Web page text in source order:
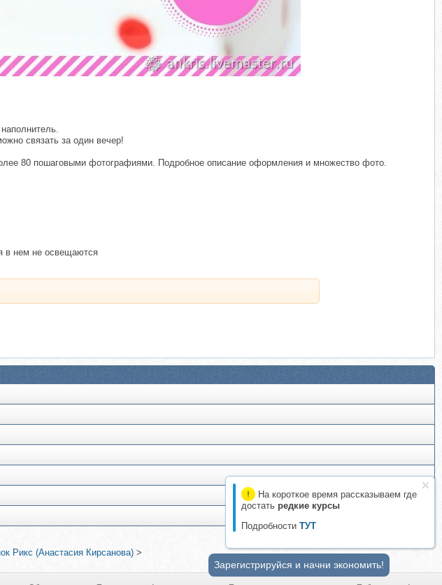
На короткое время рассказываем где
достать редкие курсы
Подробности ТУТ
связать за один вечер!
80 пошаговыми фотографиями. Подробное описание оформления и множество фото.
в нем не освещаются
Рикс (Анастасия Кирсанова) >
Зарегистрируйся и начни экономить!